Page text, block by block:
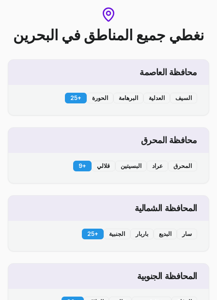
نغطي جميع المناطق في البحرين
محافظة العاصمة
السيف العدلية البرهامة الحورة +
25
محافظة المحرق
المحرق عراد البسيتين قلالي +
9
المحافظة الشمالية
سار البديع باربار الجنبية +
25
المحافظة الجنوبية